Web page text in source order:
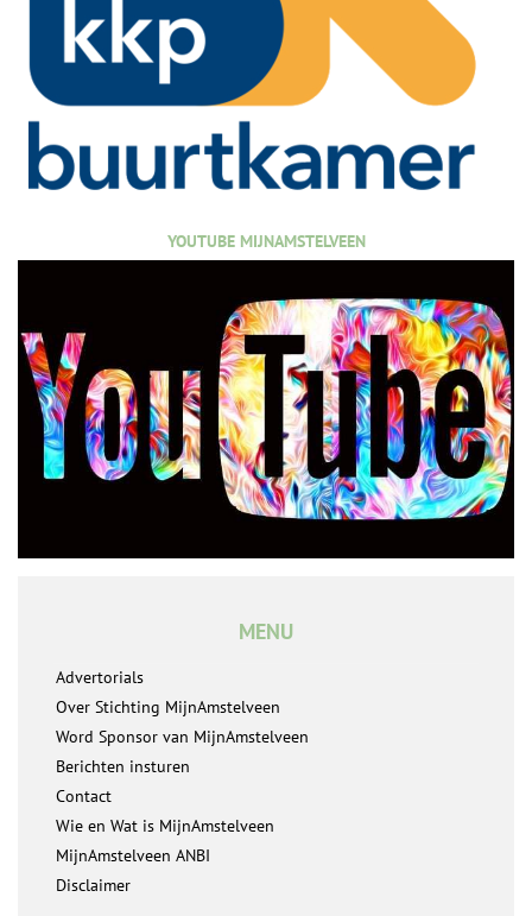
YOUTUBE MIJNAMSTELVEEN
MENU
Advertorials
Over Stichting MijnAmstelveen
Word Sponsor van MijnAmstelveen
Berichten insturen
Contact
Wie en Wat is MijnAmstelveen
MijnAmstelveen ANBI
Disclaimer